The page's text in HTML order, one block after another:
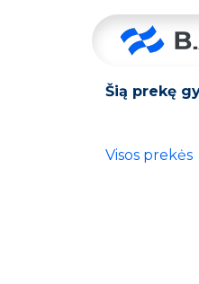
Šią prekę
Visos prekės